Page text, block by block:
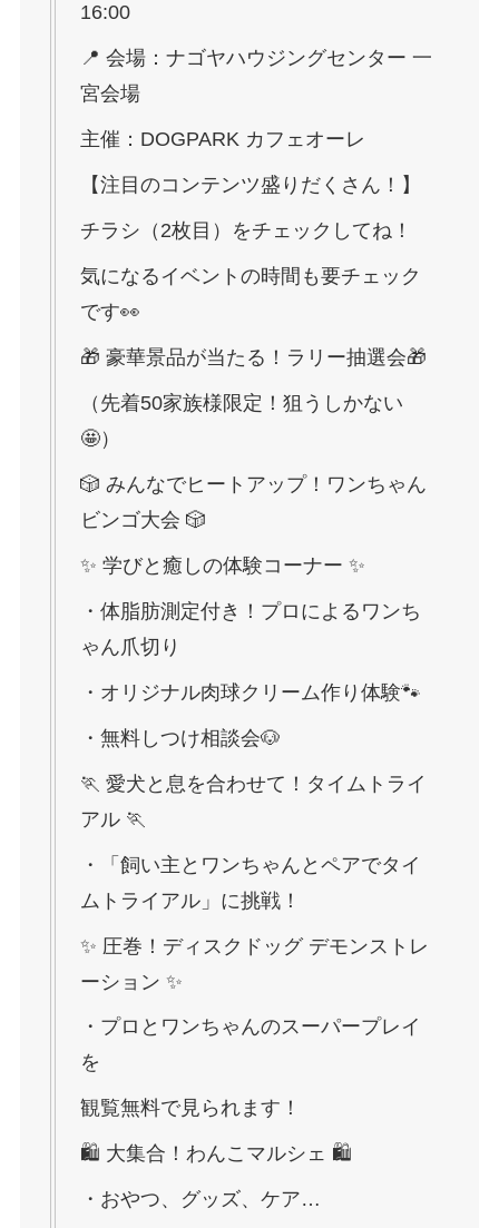
16:00
📍 会場：ナゴヤハウジングセンター 一
宮会場
主催：DOGPARK カフェオーレ
【注目のコンテンツ盛りだくさん！】
チラシ（2枚目）をチェックしてね！
気になるイベントの時間も要チェック
です👀
🎁 豪華景品が当たる！ラリー抽選会🎁
（先着50家族様限定！狙うしかない
🤩）
🎲 みんなでヒートアップ！ワンちゃん
ビンゴ大会 🎲
✨ 学びと癒しの体験コーナー ✨
・体脂肪測定付き！プロによるワンち
ゃん爪切り
・オリジナル肉球クリーム作り体験🐾
・無料しつけ相談会🐶
🏃 愛犬と息を合わせて！タイムトライ
アル 🏃
・「飼い主とワンちゃんとペアでタイ
ムトライアル」に挑戦！
✨ 圧巻！ディスクドッグ デモンストレ
ーション ✨
・プロとワンちゃんのスーパープレイ
を
観覧無料で見られます！
🛍️ 大集合！わんこマルシェ 🛍️
・おやつ、グッズ、ケア…